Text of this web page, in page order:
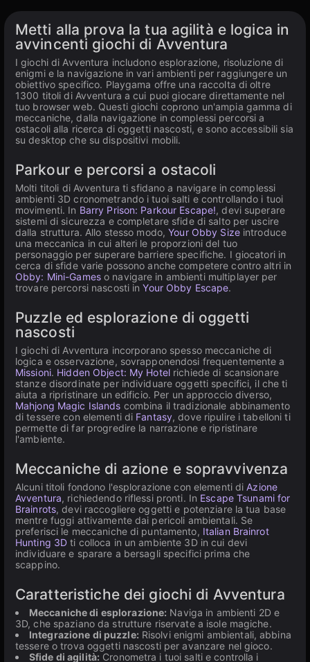
Metti alla prova la tua agilità e logica in
avvincenti giochi di Avventura
I giochi di Avventura includono esplorazione, risoluzione di
enigmi e la navigazione in vari ambienti per raggiungere un
obiettivo specifico. Playgama offre una raccolta di oltre
1300 titoli di Avventura a cui puoi giocare direttamente nel
tuo browser web. Questi giochi coprono un'ampia gamma di
meccaniche, dalla navigazione in complessi percorsi a
ostacoli alla ricerca di oggetti nascosti, e sono accessibili sia
su desktop che su dispositivi mobili.
Parkour e percorsi a ostacoli
Molti titoli di Avventura ti sfidano a navigare in complessi
ambienti 3D cronometrando i tuoi salti e controllando i tuoi
movimenti. In Barry Prison: Parkour Escape!, devi superare
sistemi di sicurezza e completare sfide di salto per uscire
dalla struttura. Allo stesso modo,Your Obby Sizeintroduce
una meccanica in cui alteri le proporzioni del tuo
personaggio per superare barriere specifiche. I giocatori in
cerca di sfide varie possono anche competere contro altri in
Obby: Mini-Gameso navigare in ambienti multiplayer per
trovare percorsi nascosti inYour Obby Escape.
Puzzle ed esplorazione di oggetti
nascosti
I giochi di Avventura incorporano spesso meccaniche di
logica e osservazione, sovrapponendosi frequentemente a
Missioni. Hidden Object: My Hotelrichiede di scansionare
stanze disordinate per individuare oggetti specifici, il che ti
aiuta a ripristinare un edificio. Per un approccio diverso,
Mahjong Magic Islands combina il tradizionale abbinamento
di tessere con elementi di Fantasy, dove ripulire i tabelloni ti
permette di far progredire la narrazione e ripristinare
l'ambiente.
Meccaniche di azione e sopravvivenza
Alcuni titoli fondono l'esplorazione con elementi diAzione
Avventura, richiedendo riflessi pronti. In Escape Tsunami for
Brainrots, devi raccogliere oggetti e potenziare la tua base
mentre fuggi attivamente dai pericoli ambientali. Se
preferisci le meccaniche di puntamento, Italian Brainrot
Hunting 3D ti colloca in un ambiente 3D in cui devi
individuare e sparare a bersagli specifici prima che
scappino.
Caratteristiche dei giochi di Avventura
Meccaniche di esplorazione: Naviga in ambienti 2D e
3D, che spaziano da strutture riservate a isole magiche.
Integrazione di puzzle: Risolvi enigmi ambientali, abbina
tessere o trova oggetti nascosti per avanzare nel gioco.
Sfide di agilità: Cronometra i tuoi salti e controlla i